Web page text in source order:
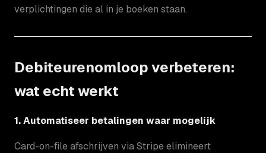
verplichtingen die al in je boeken staan.
Debiteurenomloop verbeteren:
wat echt werkt
1. Automatiseer betalingen waar mogelijk
Card-on-file afschrijven via Stripe elimineert